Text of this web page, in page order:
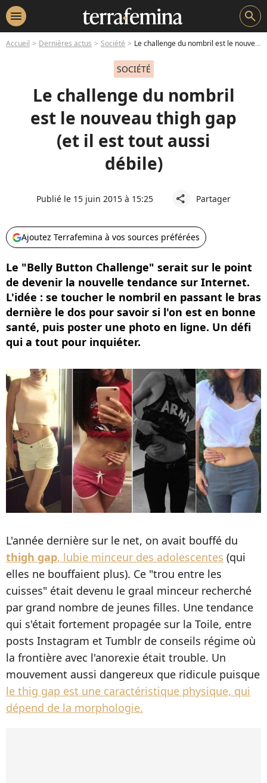
menu search
Accueil Dernières actus Société Le challenge du nombril est le nouveau thigh gap (et il est tout aussi débile)
SOCIÉTÉ
Le challenge du nombril
est le nouveau thigh gap
(et il est tout aussi
débile)
Publié le 15 juin 2015 à 15:25 share Partager
Ajoutez Terrafemina à vos sources préférées
Le "Belly Button Challenge" serait sur le point
de devenir la nouvelle tendance sur Internet.
L'idée : se toucher le nombril en passant le bras
dernière le dos pour savoir si l'on est en bonne
santé, puis poster une photo en ligne. Un défi
qui a tout pour inquiéter.
L'année dernière sur le net, on avait bouffé du
thigh gap, lubie minceur des adolescentes (qui
elles ne bouffaient plus). Ce "trou entre les
cuisses" était devenu le graal minceur recherché
par grand nombre de jeunes filles. Une tendance
qui s'était fortement propagée sur la Toile, entre
posts Instagram et Tumblr de conseils régime où
la frontière avec l'anorexie était trouble. Un
mouvement aussi dangereux que ridicule puisque
le thig gap est une caractéristique physique, qui
dépend de la morphologie.